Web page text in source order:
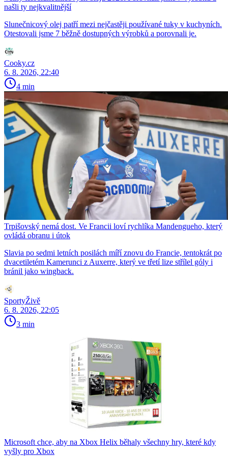
našli ty nejkvalitnější
Slunečnicový olej patří mezi nejčastěji používané tuky v kuchyních.
Otestovali jsme 7 běžně dostupných výrobků a porovnali je.
Cooky.cz
6. 8. 2026, 22:40
4 min
Trpišovský nemá dost. Ve Francii loví rychlíka Mandengueho, který
ovládá obranu i útok
Slavia po sedmi letních posilách míří znovu do Francie, tentokrát po
dvacetiletém Kamerunci z Auxerre, který ve třetí lize střílel góly i
bránil jako wingback.
SportyŽivě
6. 8. 2026, 22:05
3 min
Microsoft chce, aby na Xbox Helix běhaly všechny hry, které kdy
vyšly pro Xbox